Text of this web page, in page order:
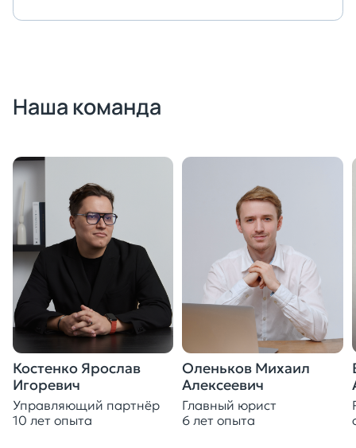
Наша команда
Костенко Ярослав
Игоревич
Управляющий партнёр
10 лет опыта
Оленьков Михаил
Алексеевич
Главный юрист
6 лет опыта